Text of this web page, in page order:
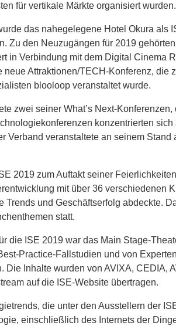
für vertikale Märkte organisiert wurden.
das nahegelegene Hotel Okura als
Zu den Neuzugängen für 2019
in Verbindung mit dem Digital Cinema
neue Attraktionen/TECH-Konferenz, die
blooloop veranstaltet wurde.
zwei seiner What’s Next-
konzentrierten
Verband veranstaltete an seinem
2019 zum Auftakt seiner
mit über 36 verschiedenen
Trends und Geschäftserfolg abdeckte.
statt.
die ISE 2019 war das Main Stage-
Practice-Fallstudien und von
Die Inhalte wurden von AVIXA, CEDIA,
auf die ISE-Website übertragen.
die unter den Ausstellern der
einschließlich des Internets der